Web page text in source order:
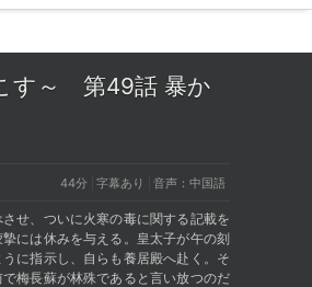
本/ゲーム/CD/DVD
楽天Kobo
楽天ミュージック
動画配信ガイド
Rakuten PLAY
無料テレビ
す～ 第49話 暴か
44分 字幕あり 音声：中国語
せ、ついに火寒の毒に関する記載を
には休みを与える。皇太子が午の刻
に指示し、自らも養居殿へ赴く。そ
梅長蘇が林殊であると言い放つのだ